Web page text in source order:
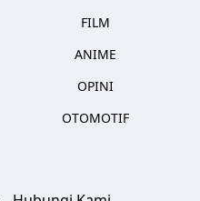
FILM
ANIME
OPINI
OTOMOTIF